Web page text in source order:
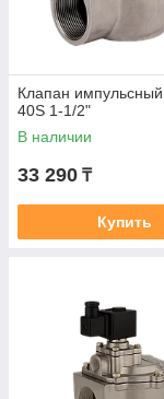
Клапан
40S 1-1/2"
В наличии
33 290 ₸
Купить